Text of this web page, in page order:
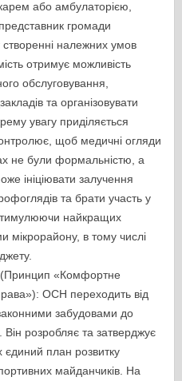
або амбулаторією,
громади
створенні належних умов
отримує можливість
обслуговування,
та організовувати
увагу приділяється
щоб медичні огляди
не були формальністю, а
ініціювати залучення
та брати участь у
найкращих
мікрорайону, в тому числі
(Принцип «Комфортне
ОСН переходить від
забудовами до
розробляє та затверджує
єдиний план розвитку
майданчиків. На